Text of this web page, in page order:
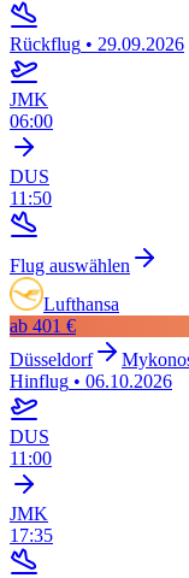
Rückflug • 29.09.2026
JMK
06:00
DUS
11:50
Flug auswählen
Lufthansa
ab 401 €
Düsseldorf
Hinflug • 06.10.2026
DUS
11:00
JMK
17:35